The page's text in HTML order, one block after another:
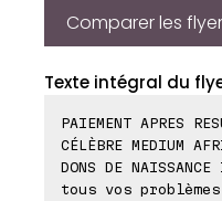
Comparer les
Texte intégral du
PAIEMENT APRES
CÉLÈBRE MEDIUM
DONS DE
tous vos